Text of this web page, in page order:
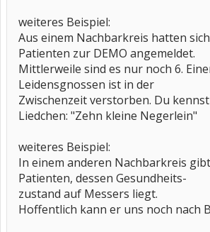
weiteres Beispiel:
Aus einem Nachbarkreis hatten
Patienten zur DEMO angemeldet.
Mittlerweile sind es nur noch 6.
Leidensgnossen ist in der
Zwischenzeit verstorben. Du
Liedchen: "Zehn kleine Negerlein"
weiteres Beispiel:
In einem anderen Nachbarkreis
Patienten, dessen Gesundheits-
zustand auf Messers liegt.
Hoffentlich kann er uns noch nach